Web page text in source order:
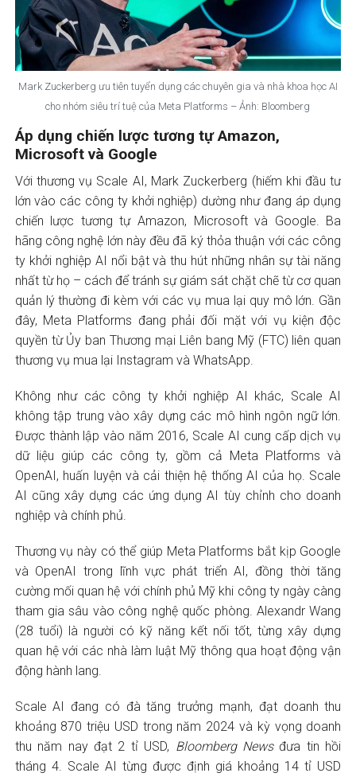
Mark Zuckerberg ưu tiên tuyển dụng các chuyên gia và nhà khoa học AI
cho nhóm siêu trí tuệ của Meta Platforms – Ảnh: Bloomberg
Áp dụng chiến lược tương tự Amazon,
Microsoft và Google
Với thương vụ Scale AI, Mark Zuckerberg (hiếm khi đầu tư
lớn vào các công ty khởi nghiệp) dường như đang áp dụng
chiến lược tương tự Amazon, Microsoft và Google. Ba
hãng công nghệ lớn này đều đã ký thỏa thuận với các công
ty khởi nghiệp AI nổi bật và thu hút những nhân sự tài năng
nhất từ họ – cách để tránh sự giám sát chặt chẽ từ cơ quan
quản lý thường đi kèm với các vụ mua lại quy mô lớn. Gần
đây, Meta Platforms đang phải đối mặt với vụ kiện độc
quyền từ Ủy ban Thương mại Liên bang Mỹ (FTC) liên quan
thương vụ mua lại Instagram và WhatsApp.
Không như các công ty khởi nghiệp AI khác, Scale AI
không tập trung vào xây dựng các mô hình ngôn ngữ lớn.
Được thành lập vào năm 2016, Scale AI cung cấp dịch vụ
dữ liệu giúp các công ty, gồm cả Meta Platforms và
OpenAI, huấn luyện và cải thiện hệ thống AI của họ. Scale
AI cũng xây dựng các ứng dụng AI tùy chỉnh cho doanh
nghiệp và chính phủ.
Thương vụ này có thể giúp Meta Platforms bắt kịp Google
và OpenAI trong lĩnh vực phát triển AI, đồng thời tăng
cường mối quan hệ với chính phủ Mỹ khi công ty ngày càng
tham gia sâu vào công nghệ quốc phòng. Alexandr Wang
(28 tuổi) là người có kỹ năng kết nối tốt, từng xây dựng
quan hệ với các nhà làm luật Mỹ thông qua hoạt động vận
động hành lang.
Scale AI đang có đà tăng trưởng mạnh, đạt doanh thu
khoảng 870 triệu USD trong năm 2024 và kỳ vọng doanh
thu năm nay đạt 2 tỉ USD, Bloomberg Newsđưa tin hồi
tháng 4. Scale AI từng được định giá khoảng 14 tỉ USD